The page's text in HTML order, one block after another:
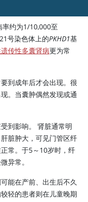
率约为1/10,000至
号染色体上的PKHD1基
传性多囊肾病更为常
到成年后才会出现。很
。当囊肿偶然发现或通
到影响。 肾脏通常明
脏肿大，可见门管区纤
常。于5～10岁时，纤
异常。
能在产前、出生后不久
轻的患者则在儿童晚期